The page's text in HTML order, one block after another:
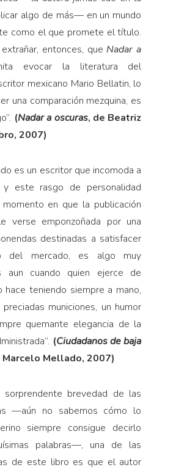
algo de más—en un mundo
como el que promete el título.
entonces, que Nadar a
evocar la literatura del
mexicano Mario Bellatin, lo
una comparación mezquina, es
(Nadar a oscuras, de Beatriz
2007)
es un escritor que incomoda a
y este rasgo de personalidad
en que la publicación
verse emponzoñada por una
destinadas a satisfacer
del mercado, es algo muy
aun cuando quien ejerce de
hace teniendo siempre a mano,
municiones, un humor
quemante elegancia de la
(Ciudadanos de baja
Marcelo Mellado, 2007)
brevedad de las
—aún no sabemos cómo lo
siempre consigue decirlo
palabras—, una de las
de este libro es que el autor